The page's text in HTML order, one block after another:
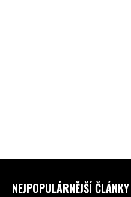
NEJPOPULÁRNĚJŠÍ ČLÁNKY